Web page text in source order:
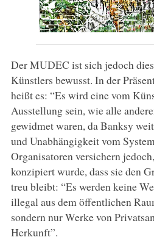
Der MUDEC ist sich jedoch
Künstlers bewusst. In der
heißt es: “Es wird eine vom
Ausstellung sein, wie alle
gewidmet waren, da Banksy
und Unabhängigkeit vom
Organisatoren versichern
konzipiert wurde, dass sie den
treu bleibt: “Es werden keine
illegal aus dem öffentlichen
sondern nur Werke von
Herkunft”.